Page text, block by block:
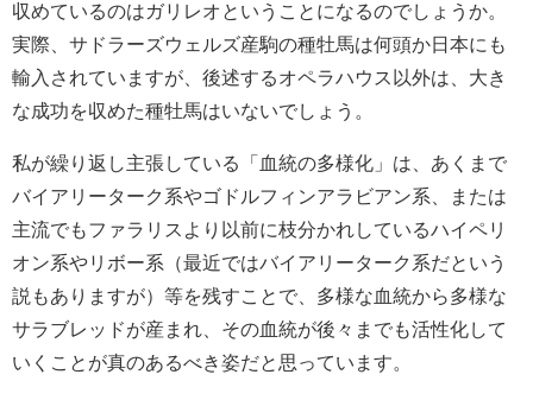
収めているのはガリレオということになるのでしょうか。
実際、サドラーズウェルズ産駒の種牡馬は何頭か日本にも
輸入されていますが、後述するオペラハウス以外は、大き
な成功を収めた種牡馬はいないでしょう。
私が繰り返し主張している「血統の多様化」は、あくまで
バイアリーターク系やゴドルフィンアラビアン系、または
主流でもファラリスより以前に枝分かれしているハイペリ
オン系やリボー系（最近ではバイアリーターク系だという
説もありますが）等を残すことで、多様な血統から多様な
サラブレッドが産まれ、その血統が後々までも活性化して
いくことが真のあるべき姿だと思っています。